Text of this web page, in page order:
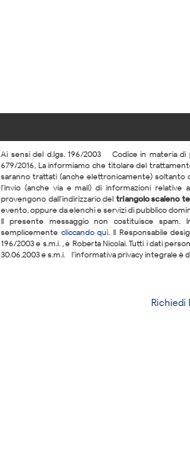
Ai sensi del d.lgs. 196/2003 – Codice in materia
679/2016, La informiamo che titolare del
saranno trattati (anche elettronicamente) soltanto
l'invio (anche via e-mail) di informazioni relative
provengono dall'indirizzario del triangolo scaleno
evento, oppure da elenchi e servizi di pubblico
Il presente messaggio non costituisce spam.
semplicemente cliccando qui. Il Responsabile
196/2003 e s.m.i. , è Roberta Nicolai. Tutti i dati
30.06.2003 e s.m.i. - l'informativa privacy integrale è
Richiedi